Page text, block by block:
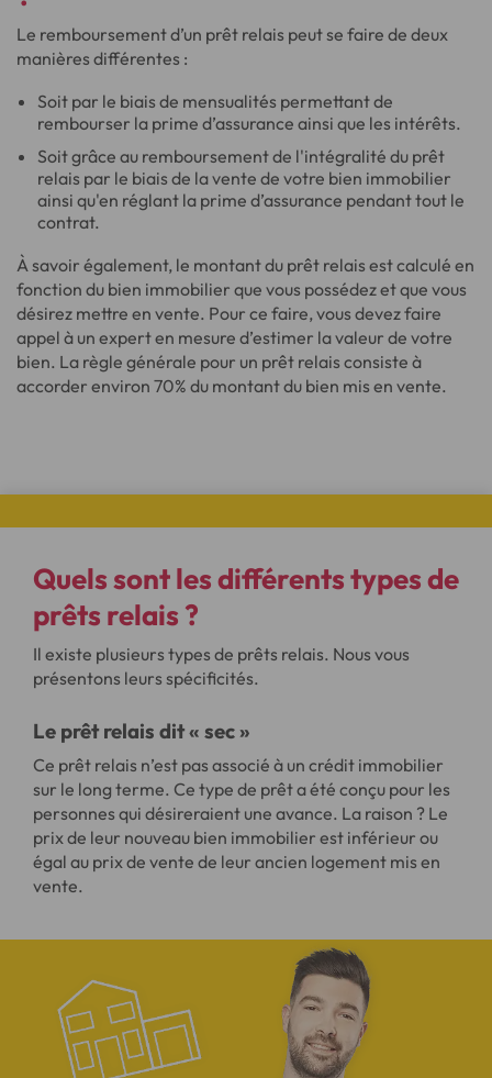
Le remboursement d’un prêt relais peut se faire de deux
manières différentes :
Soit par le biais de mensualités permettant de
rembourser la prime d’assurance ainsi que les intérêts.
Soit grâce au remboursement de l'intégralité du prêt
relais par le biais de la vente de votre bien immobilier
ainsi qu'en réglant la prime d’assurance pendant tout le
contrat.
À savoir également, le montant du prêt relais est calculé en
fonction du bien immobilier que vous possédez et que vous
désirez mettre en vente. Pour ce faire, vous devez faire
appel à un expert en mesure d’estimer la valeur de votre
bien. La règle générale pour un prêt relais consiste à
accorder environ 70% du montant du bien mis en vente.
Quels sont les différents types de
prêts relais ?
Il existe plusieurs types de prêts relais. Nous vous
présentons leurs spécificités.
Le prêt relais dit « sec »
Ce prêt relais n’est pas associé à un crédit immobilier
sur le long terme. Ce type de prêt a été conçu pour les
personnes qui désireraient une avance. La raison ? Le
prix de leur nouveau bien immobilier est inférieur ou
égal au prix de vente de leur ancien logement mis en
vente.